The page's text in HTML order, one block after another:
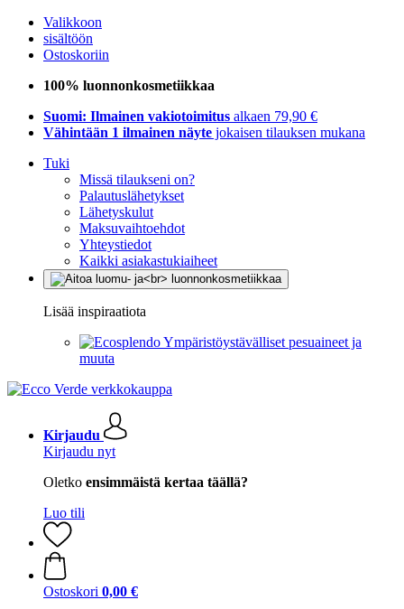
Valikkoon
sisältöön
Ostoskoriin
100% luonnonkosmetiikkaa
Suomi: Ilmainen vakiotoimitus alkaen 79,90 €
Vähintään 1 ilmainen näyte jokaisen tilauksen mukana
Tuki
Missä tilaukseni on?
Palautuslähetykset
Lähetyskulut
Maksuvaihtoehdot
Yhteystiedot
Kaikki asiakastukiaiheet
Lisää inspiraatiota
Ympäristöystävälliset pesuaineet ja
muuta
Kirjaudu
Kirjaudu nyt
Oletko ensimmäistä kertaa täällä?
Luo tili
Ostoskori 0,00 €